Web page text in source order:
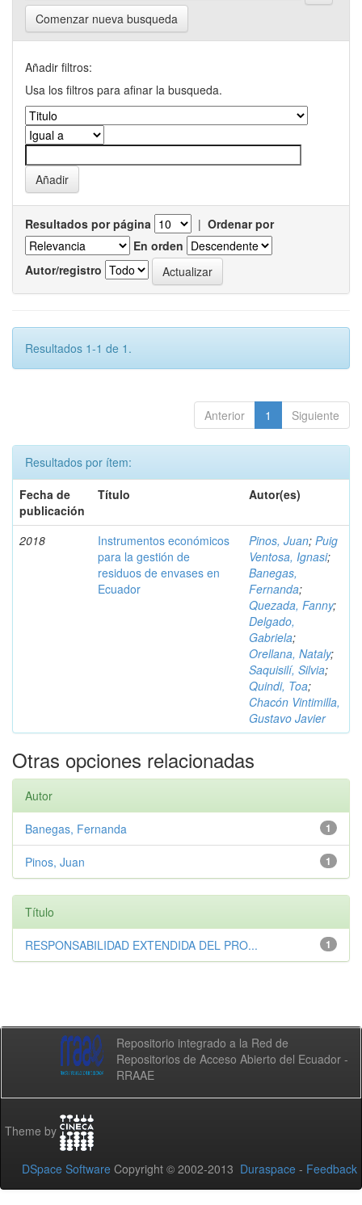
Comenzar nueva busqueda
Añadir filtros:
Usa los filtros para afinar la busqueda.
Resultados por página | Ordenar por
En orden
Autor/registro
Resultados 1-1 de 1.
Anterior 1 Siguiente
Resultados por ítem:
Fecha de
publicación
Título Autor(es)
2018
Instrumentos económicos
para la gestión de
residuos de envases en
Ecuador
Pinos, Juan; Puig
Ventosa, Ignasi;
Banegas,
Fernanda;
Quezada, Fanny;
Delgado,
Gabriela;
Orellana, Nataly;
Saquisilí, Silvia;
Quindi, Toa;
Chacón Vintimilla,
Gustavo Javier
Otras opciones relacionadas
Autor
1
Banegas, Fernanda
1
Pinos, Juan
Título
1
RESPONSABILIDAD EXTENDIDA DEL PRO...
Repositorio integrado a la Red de
Repositorios de Acceso Abierto del Ecuador -
RRAAE
Theme by
DSpace Software Copyright © 2002-2013 Duraspace - Feedback